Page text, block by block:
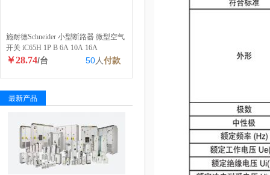
施耐德Schneider 小型断路器 微型空气
开关 iC65H 1P B 6A 10A 16A
￥28.74/台 50人付款
最新产品